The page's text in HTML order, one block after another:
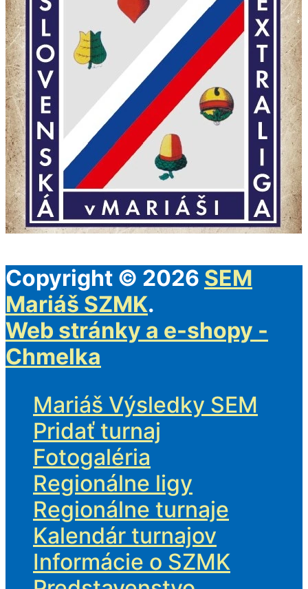
Copyright © 2026 SEM
Mariáš SZMK.
Web stránky a e-shopy -
Chmelka
Mariáš Výsledky SEM
Pridať turnaj
Fotogaléria
Regionálne ligy
Regionálne turnaje
Kalendár turnajov
Informácie o SZMK